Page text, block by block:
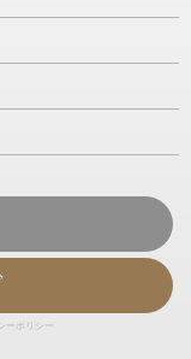
ーポリシー